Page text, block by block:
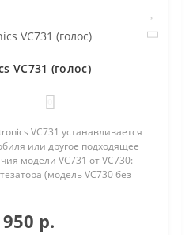
VC731 (голос)
VC731 устанавливается
или другое подходящее
модели VC731 от VC730:
(модель VC730 без
р.